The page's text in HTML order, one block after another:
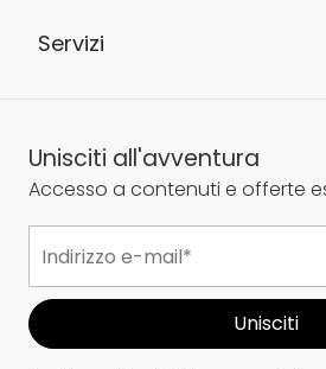
Servizi
Unisciti all'avventura
Accesso a contenuti e offerte